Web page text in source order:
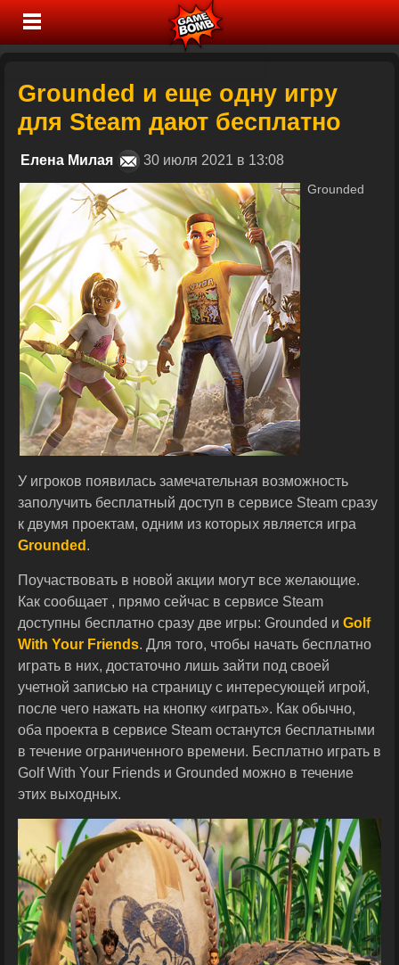
Grounded и еще одну игру
для Steam дают бесплатно
Елена Милая 30 июля 2021 в 13:08
Grounded
У игроков появилась замечательная возможность
заполучить бесплатный доступ в сервисе Steam сразу
к двумя проектам, одним из которых является игра
Grounded .
Поучаствовать в новой акции могут все желающие.
Как сообщает , прямо сейчас в сервисе Steam
доступны бесплатно сразу две игры: Grounded и Golf
With Your Friends. Для того, чтобы начать бесплатно
играть в них, достаточно лишь зайти под своей
учетной записью на страницу с интересующей игрой,
после чего нажать на кнопку «играть». Как обычно,
оба проекта в сервисе Steam останутся бесплатными
в течение ограниченного времени. Бесплатно играть в
Golf With Your Friends и Grounded можно в течение
этих выходных.